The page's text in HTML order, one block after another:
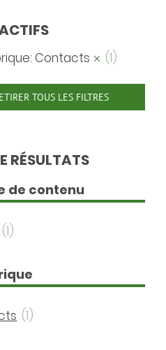
Contacts (1)
TOUS LES FILTRES
RÉSULTATS
de contenu
(1)
(1)